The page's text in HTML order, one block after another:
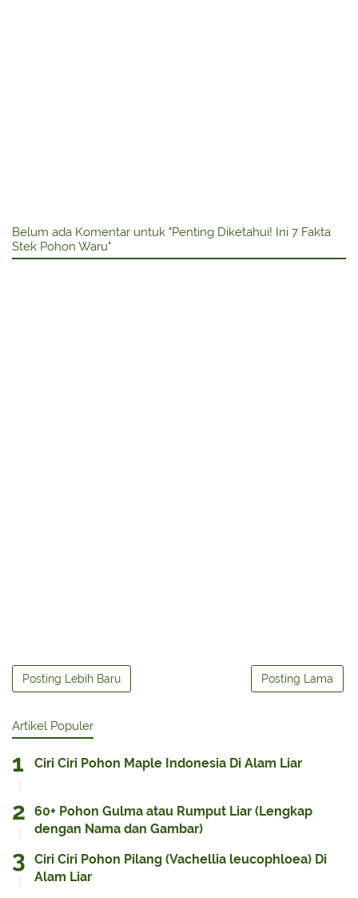
Belum ada Komentar untuk "Penting Diketahui! Ini 7 Fakta
Stek Pohon Waru"
Posting Lebih Baru Posting Lama
Artikel Populer
Ciri Ciri Pohon Maple Indonesia Di Alam Liar
60+ Pohon Gulma atau Rumput Liar (Lengkap
dengan Nama dan Gambar)
Ciri Ciri Pohon Pilang (Vachellia leucophloea) Di
Alam Liar